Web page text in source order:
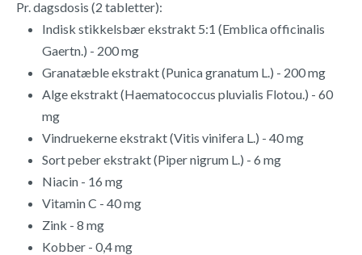
Pr. dagsdosis (2 tabletter):
Indisk stikkelsbær ekstrakt 5:1 (Emblica officinalis
Gaertn.) - 200 mg
Granatæble ekstrakt (Punica granatum L.) - 200 mg
Alge ekstrakt (Haematococcus pluvialis Flotou.) - 60
mg
Vindruekerne ekstrakt (Vitis vinifera L.) - 40 mg
Sort peber ekstrakt (Piper nigrum L.) - 6 mg
Niacin - 16 mg
Vitamin C - 40 mg
Zink - 8 mg
Kobber - 0,4 mg